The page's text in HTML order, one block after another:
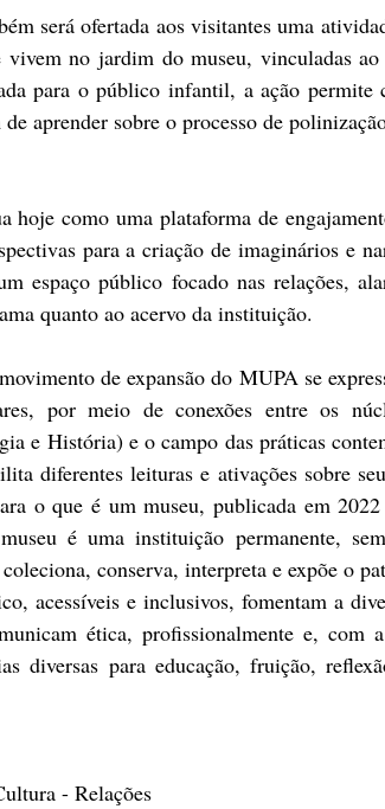
será ofertada aos visitantes uma
vivem no jardim do museu, vinculadas
para o público infantil, a ação permite
aprender sobre o processo de
hoje como uma plataforma de
para a criação de imaginários e
espaço público focado nas relações,
quanto ao acervo da instituição.
de expansão do MUPA se
por meio de conexões entre os
e História) e o campo das práticas
diferentes leituras e ativações sobre
o que é um museu, publicada em
é uma instituição permanente,
coleciona, conserva, interpreta e expõe o
acessíveis e inclusivos, fomentam a
ética, profissionalmente e, com
diversas para educação, fruição,
- Relações